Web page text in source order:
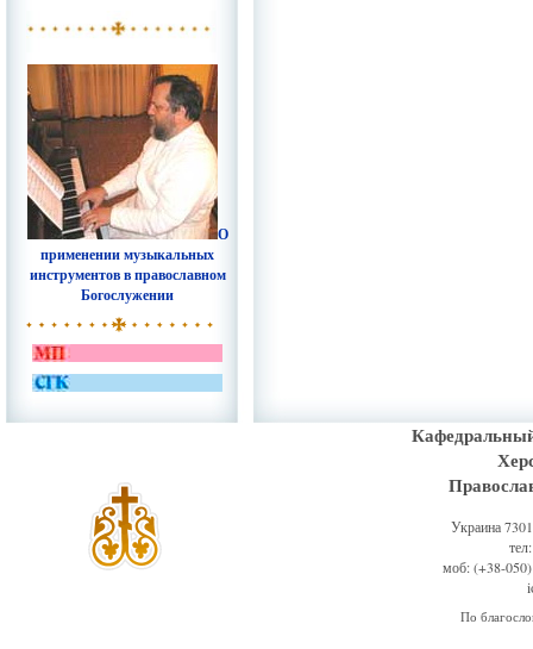
О
применении музыкальных
инструментов в православном
Богослужении
Украина
моб: (+38-
По